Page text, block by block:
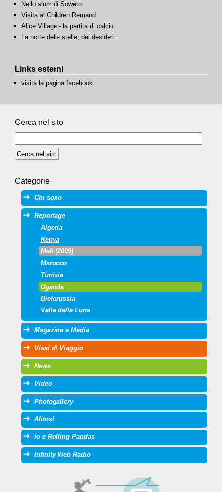
Nello slum di Soweto
Visita al Children Remand
Alice Village - la partita di calcio
La notte delle stelle, dei desideri…
Links esterni
visita la pagina facebook
Cerca nel sito
Categorie
Chi sono
Reportage
Algeria
Kenya
Mali (2009)
Marocco
Tunisia
Uganda
Bielorussia
Valle della Luna
Magazine e Media
Vissi di Viaggio
News
Video
Photogallery
Alitosi
io e Rolling Pandas
Infinity Web Radio